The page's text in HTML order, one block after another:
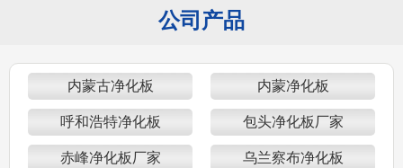
公司产品
内蒙古净化板 内蒙净化板
呼和浩特净化板 包头净化板厂家
赤峰净化板厂家 乌兰察布净化板